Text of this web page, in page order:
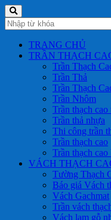
TRANG CHỦ
TRẦN THẠCH
Trần Thạch
Trần Thả
Trần Thạch
Trần Nhôm
Trần thạch cao
Trần thả nhựa
Thi công trần
Trần thạch cao
Trần thạch
VÁCH THẠCH
Tường Thạch
Báo giá Vách
Vách Gachmat
Trần vách
Vách lam gỗ